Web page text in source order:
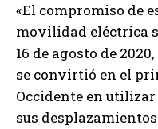
«El compromiso de
movilidad eléctrica
16 de agosto de
se convirtió en el
Occidente en
sus